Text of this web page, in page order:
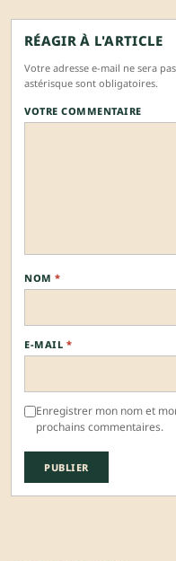
RÉAGIR À L'ARTICLE
Votre adresse e-mail ne sera
astérisque sont obligatoires.
VOTRE COMMENTAIRE
NOM *
E-MAIL *
Enregistrer mon nom et
prochains commentaires.